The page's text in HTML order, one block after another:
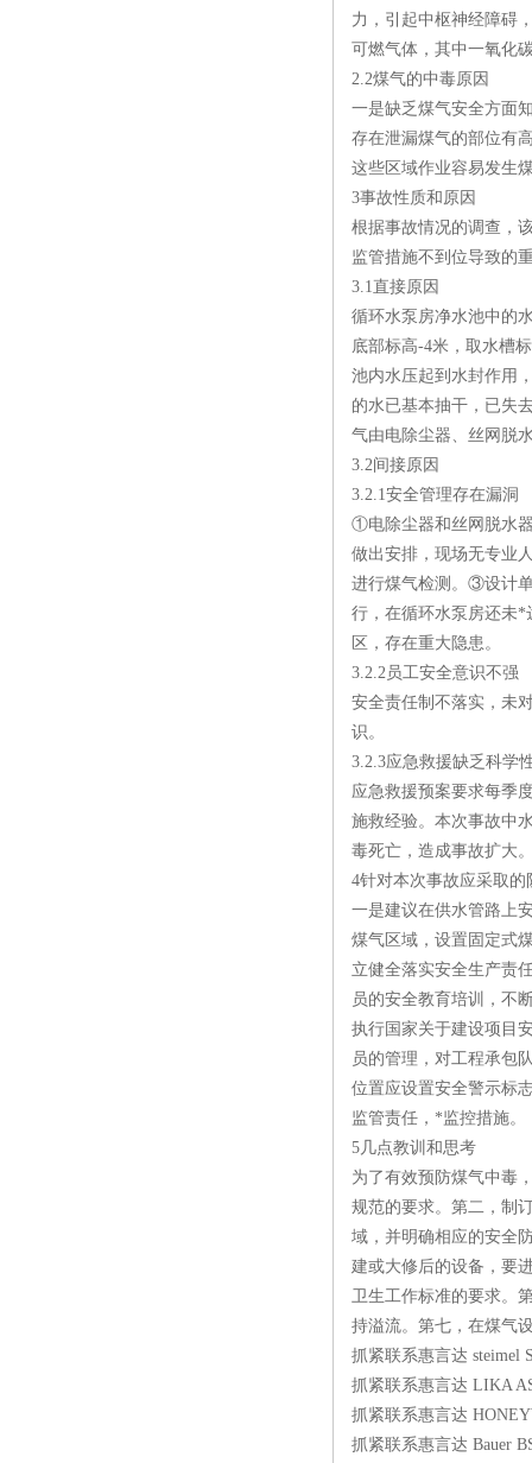
力，引起中枢神经障碍
可燃气体，其中一氧化
2.2煤气的中毒原因
一是缺乏煤气安全方面
存在泄漏煤气的部位有
这些区域作业容易发生
3事故性质和原因
根据事故情况的调查，
监管措施不到位导致的
3.1直接原因
循环水泵房净水池中的
底部标高-4米，取水槽
池内水压起到水封作用
的水已基本抽干，已失
气由电除尘器、丝网脱
3.2间接原因
3.2.1安全管理存在漏洞
①电除尘器和丝网脱水
做出安排，现场无专业
进行煤气检测。③设计
行，在循环水泵房还未*
区，存在重大隐患。
3.2.2员工安全意识不强
安全责任制不落实，未
识。
3.2.3应急救援缺乏科学
应急救援预案要求每季
施救经验。本次事故中
毒死亡，造成事故扩大
4针对本次事故应采取的
一是建议在供水管路上
煤气区域，设置固定式
立健全落实安全生产责
员的安全教育培训，不
执行国家关于建设项目
员的管理，对工程承包
位置应设置安全警示标
监管责任，*监控措施。
5几点教训和思考
为了有效预防煤气中毒
规范的要求。第二，制
域，并明确相应的安全
建或大修后的设备，要
卫生工作标准的要求。
持溢流。第七，在煤气
抓紧联系惠言达 steimel
抓紧联系惠言达 LIKA
抓紧联系惠言达
抓紧联系惠言达 Bauer